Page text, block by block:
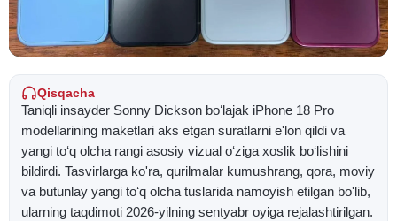
Qisqacha
Taniqli insayder Sonny Dickson boʻlajak iPhone 18 Pro
modellarining maketlari aks etgan suratlarni e'lon qildi va
yangi toʻq olcha rangi asosiy vizual oʻziga xoslik boʻlishini
bildirdi. Tasvirlarga ko'ra, qurilmalar kumushrang, qora, moviy
va butunlay yangi toʻq olcha tuslarida namoyish etilgan bo'lib,
ularning taqdimoti 2026-yilning sentyabr oyiga rejalashtirilgan.